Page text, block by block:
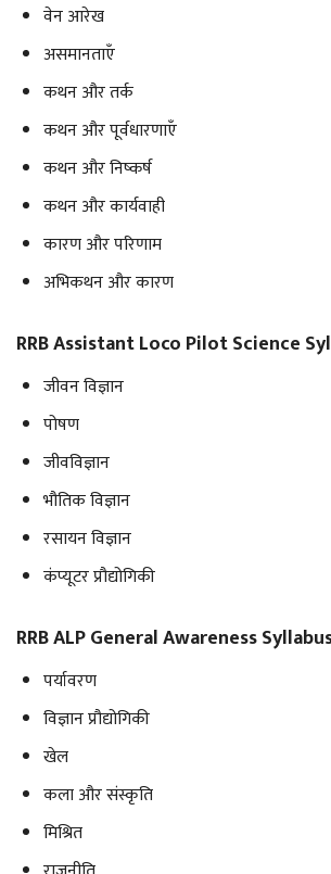
वेन आरेख
असमानताएँ
कथन और तर्क
कथन और पूर्वधारणाएँ
कथन और निष्कर्ष
कथन और कार्यवाही
कारण और परिणाम
अभिकथन और कारण
RRB Assistant Loco Pilot Science
जीवन विज्ञान
पोषण
जीवविज्ञान
भौतिक विज्ञान
रसायन विज्ञान
कंप्यूटर प्रौद्योगिकी
RRB ALP General Awareness
पर्यावरण
विज्ञान प्रौद्योगिकी
खेल
कला और संस्कृति
मिश्रित